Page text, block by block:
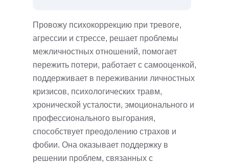
Провожу психокоррекцию при тревоге,
агрессии и стрессе, решает проблемы
межличностных отношений, помогает
пережить потери, работает с самооценкой,
поддерживает в переживании личностных
кризисов, психологических травм,
хронической усталости, эмоционального и
профессионального выгорания,
способствует преодолению страхов и
фобии. Она оказывает поддержку в
решении проблем, связанных с